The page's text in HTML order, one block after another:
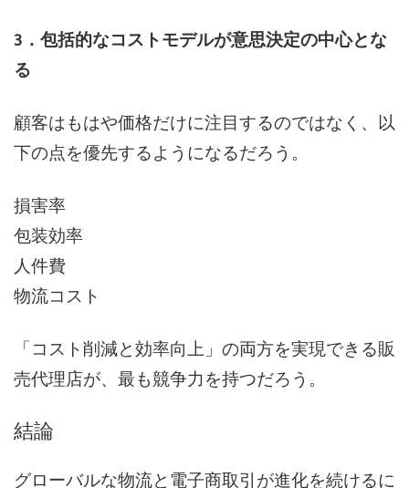
3．包括的なコストモデルが意思決定の中心とな
る
顧客はもはや価格だけに注目するのではなく、以
下の点を優先するようになるだろう。
損害率
包装効率
人件費
物流コスト
「コスト削減と効率向上」の両方を実現できる販
売代理店が、最も競争力を持つだろう。
結論
グローバルな物流と電子商取引が進化を続けるに